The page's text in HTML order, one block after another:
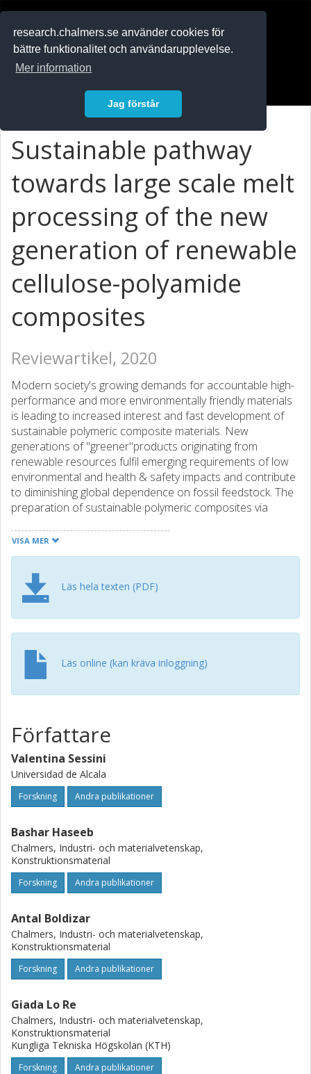
research.chalmers.se använder cookies för
bättre funktionalitet och användarupplevelse.
Mer information
Jag förstår
Sustainable pathway
towards large scale melt
processing of the new
generation of renewable
cellulose-polyamide
composites
Reviewartikel, 2020
Modern society's growing demands for accountable high-
performance and more environmentally friendly materials
is leading to increased interest and fast development of
sustainable polymeric composite materials. New
generations of "greener"products originating from
renewable resources fulfil emerging requirements of low
environmental and health & safety impacts and contribute
to diminishing global dependence on fossil feedstock. The
preparation of sustainable polymeric composites via
still challenging but has the potential to yield applicable and
market competitive products. This literature survey reviews
materials, as bio-sourced and sustainable reinforcement in
melt-processed polyamides and focuses on the main
hurdles that prevent their successful large-scale melt-
compounding. Particular emphasis is dedicated to
of engineering materials and at the same time offering
additional interesting properties for advanced applications
such as piezoelectricity for transducers, sensors,
VISA MER
Läs hela texten (PDF)
Läs online (kan kräva inloggning)
Författare
Valentina Sessini
Universidad de Alcala
Forskning Andra publikationer
Bashar Haseeb
Chalmers, Industri- och materialvetenskap,
Konstruktionsmaterial
Forskning Andra publikationer
Antal Boldizar
Chalmers, Industri- och materialvetenskap,
Konstruktionsmaterial
Forskning Andra publikationer
Giada Lo Re
Chalmers, Industri- och materialvetenskap,
Konstruktionsmaterial
Kungliga Tekniska Högskolan (KTH)
Forskning Andra publikationer